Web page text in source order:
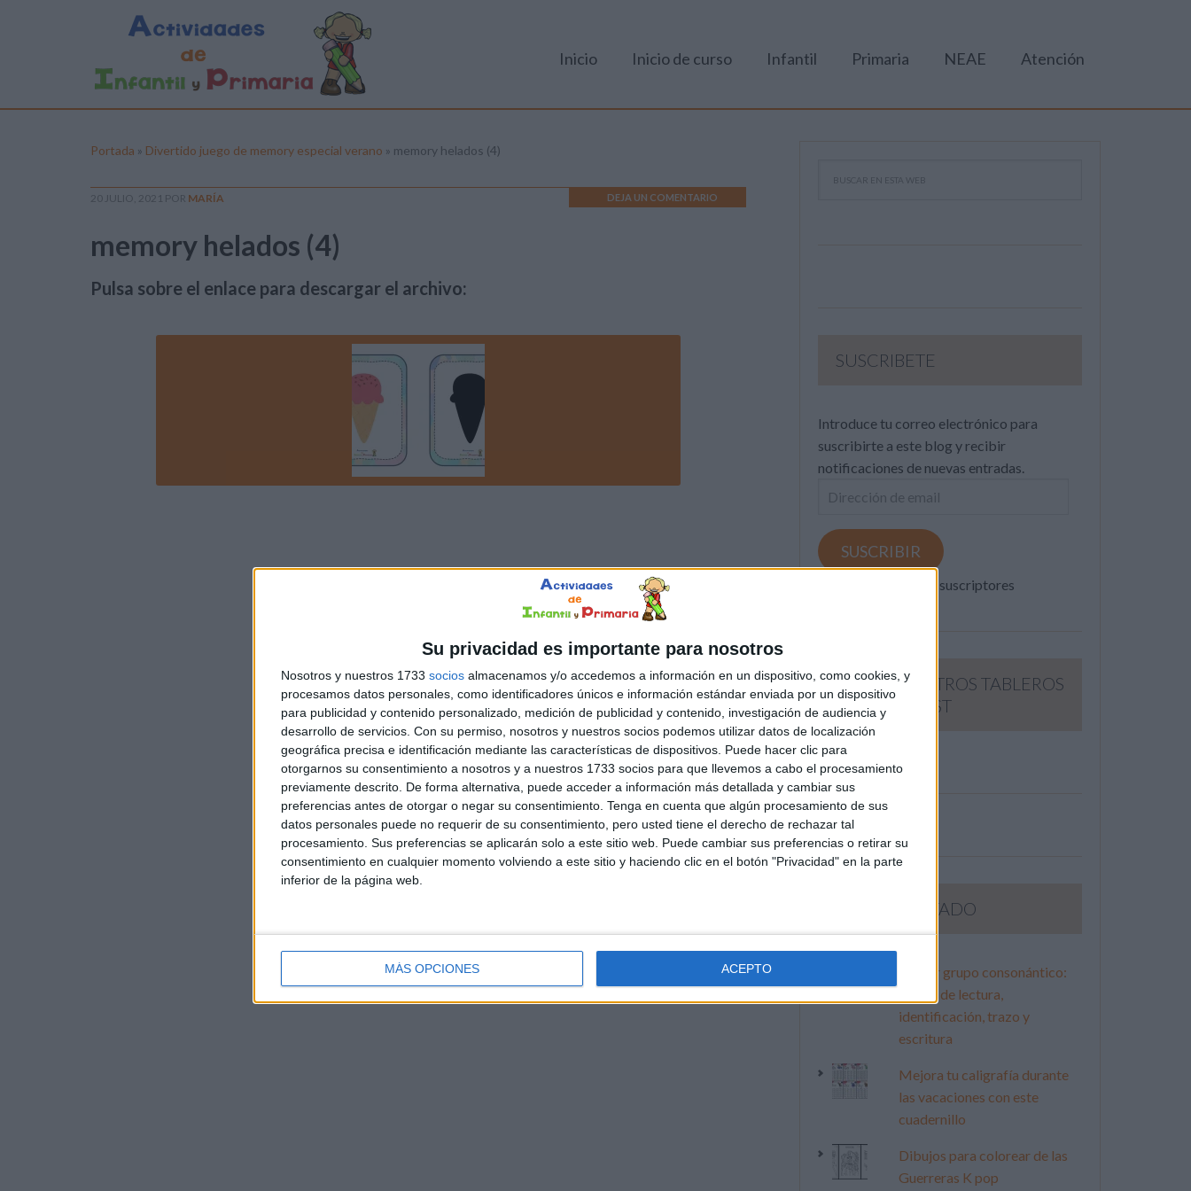
Su privacidad es importante para nosotros
Nosotros y nuestros 1733 socios almacenamos y/o accedemos a información en un dispositivo, como cookies, y
procesamos datos personales, como identificadores únicos e información estándar enviada por un dispositivo
para publicidad y contenido personalizado, medición de publicidad y contenido, investigación de audiencia y
desarrollo de servicios. Con su permiso, nosotros y nuestros socios podemos utilizar datos de localización
geográfica precisa e identificación mediante las características de dispositivos. Puede hacer clic para
otorgarnos su consentimiento a nosotros y a nuestros 1733 socios para que llevemos a cabo el procesamiento
previamente descrito. De forma alternativa, puede acceder a información más detallada y cambiar sus
preferencias antes de otorgar o negar su consentimiento. Tenga en cuenta que algún procesamiento de sus
datos personales puede no requerir de su consentimiento, pero usted tiene el derecho de rechazar tal
procesamiento. Sus preferencias se aplicarán solo a este sitio web. Puede cambiar sus preferencias o retirar su
consentimiento en cualquier momento volviendo a este sitio y haciendo clic en el botón "Privacidad" en la parte
inferior de la página web.
MÁS OPCIONES ACEPTO
Inicio Inicio de curso Infantil Primaria NEAE Atención
Portada » Divertido juego de memory especial verano » memory helados (4)
20 JULIO, 2021 POR MARÍA DEJA UN COMENTARIO
memory helados (4)
Pulsa sobre el enlace para descargar el archivo:
SUSCRIBETE
Introduce tu correo electrónico para
suscribirte a este blog y recibir
notificaciones de nuevas entradas.
Dirección
email
SUSCRIBIR
Únete a otros 371K suscriptores
SIGUE NUESTROS TABLEROS
EN PINTEREST
LO MÁS VISITADO
Primer grupo consonántico:
Fichas de lectura,
identificación, trazo y
escritura
Mejora tu caligrafía durante
las vacaciones con este
cuadernillo
Dibujos para colorear de las
Guerreras K pop